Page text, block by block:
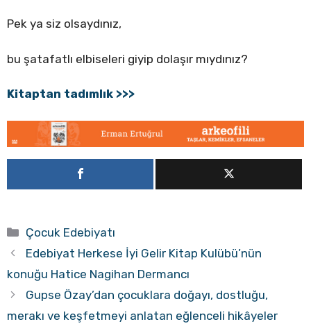
Pek ya siz olsaydınız,
bu şatafatlı elbiseleri giyip dolaşır mıydınız?
Kitaptan tadımlık >>>
Kategoriler
Çocuk Edebiyatı
Edebiyat Herkese İyi Gelir Kitap Kulübü’nün
konuğu Hatice Nagihan Dermancı
Gupse Özay’dan çocuklara doğayı, dostluğu,
merakı ve keşfetmeyi anlatan eğlenceli hikâyeler